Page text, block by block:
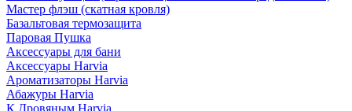
Мастер флэш (скатная кровля)
Базальтовая термозащита
Паровая Пушка
Аксессуары для бани
Аксессуары Harvia
Ароматизаторы Harvia
Абажуры Harvia
К Дровяным Harvia